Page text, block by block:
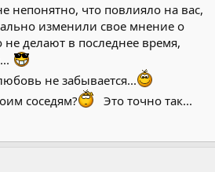
непонятно, что повлияло на вас,
изменили свое мнение о
делают в последнее время,
не забывается...
соседям?
Это точно так...